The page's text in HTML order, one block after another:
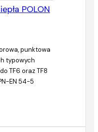
POLON
punktowa
typowych
TF6 oraz TF8
EN 54-5